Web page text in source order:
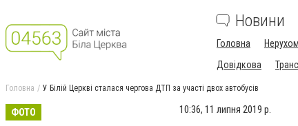
Новини
Головна
Довідкова
Головна У Білій Церкві сталася чергова ДТП за участі двох автобусів
ФОТО 10:36, 11 липня 2019 р.